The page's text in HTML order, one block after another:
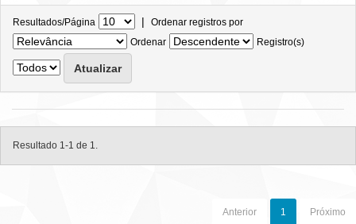
Resultados/Página | Ordenar registros por
Ordenar
Registro(s)
Resultado 1-1 de 1.
Anterior 1 Próximo